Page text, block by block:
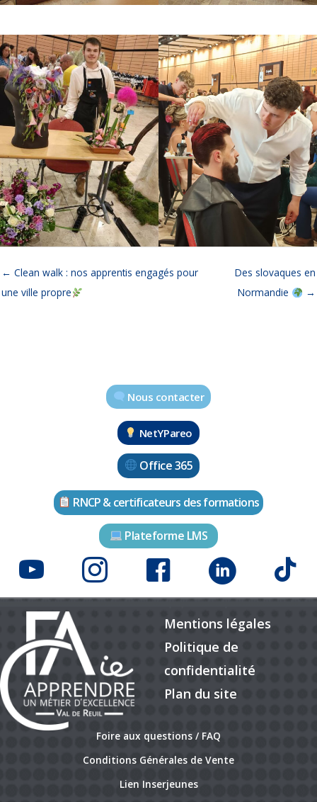
← Clean walk : nos apprentis engagés pour
une ville propre
Des slovaques en
Normandie
→
Nous contacter
NetYPareo
Office 365
RNCP & certificateurs des formations
Plateforme LMS
Mentions légales
Politique de
confidentialité
Plan du site
Foire aux questions / FAQ
Conditions Générales de Vente
Lien Inserjeunes